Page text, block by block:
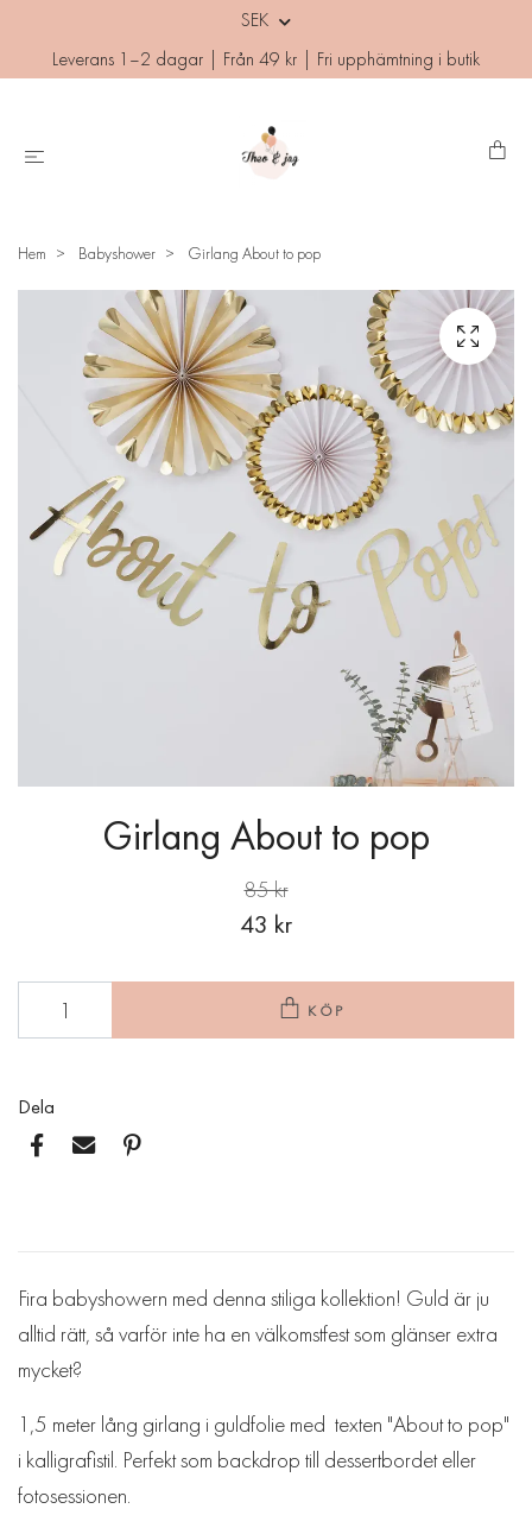
SEK
Leverans 1–2 dagar | Från 49 kr | Fri upphämtning i butik
Hem Babyshower Girlang About to pop
Girlang About to pop
85 kr
43 kr
KÖP
Dela
Fira babyshowern med denna stiliga kollektion! Guld är ju
alltid rätt, så varför inte ha en välkomstfest som glänser extra
mycket?
1,5 meter lång girlang i guldfolie med texten "About to pop"
i kalligrafistil. Perfekt som backdrop till dessertbordet eller
fotosessionen.